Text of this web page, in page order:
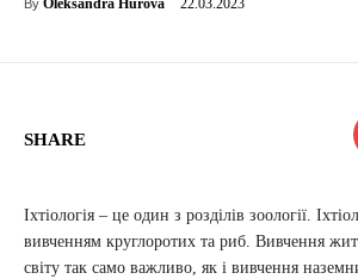
By Oleksandra Hurova 22.03.2023
SHARE
Іхтіологія – це один з розділів зоології.
вивченням круглоротих та риб. Вивчення
світу так само важливо, як і вивчення